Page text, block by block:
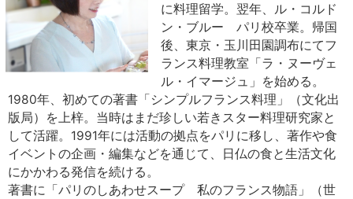
に料理留学。翌年、ル・コルド
ン・ブルー パリ校卒業。帰国
後、東京・玉川田園調布にてフ
ランス料理教室「ラ・ヌーヴェ
ル・イマージュ」を始める。
1980年、初めての著書「シンプルフランス料理」（文化出
版局）を上梓。当時はまだ珍しい若きスター料理研究家と
して活躍。1991年には活動の拠点をパリに移し、著作や食
イベントの企画・編集などを通じて、日仏の食と生活文化
にかかわる発信を続ける。
著書に「パリのしあわせスープ 私のフランス物語」（世